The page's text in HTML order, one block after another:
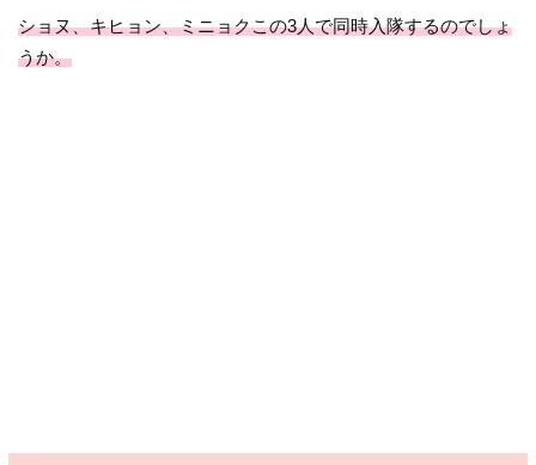
ショヌ、キヒョン、ミニョクこの3人で同時入隊するのでしょ
うか。